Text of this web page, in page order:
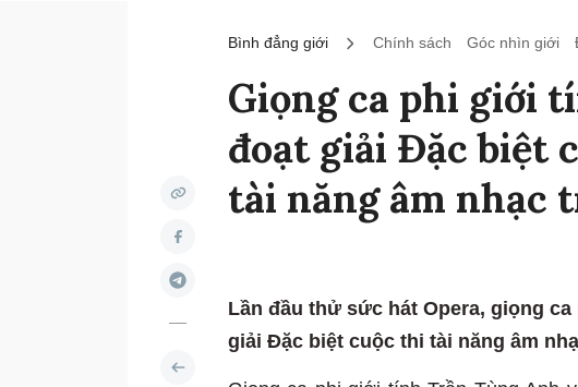
Bình đẳng giới Chính sách Góc nhìn giới
Giọng ca phi giới
đoạt giải Đặc biệt
tài năng âm nhạc
Lần đầu thử sức hát Opera, giọng
giải Đặc biệt cuộc thi tài năng âm